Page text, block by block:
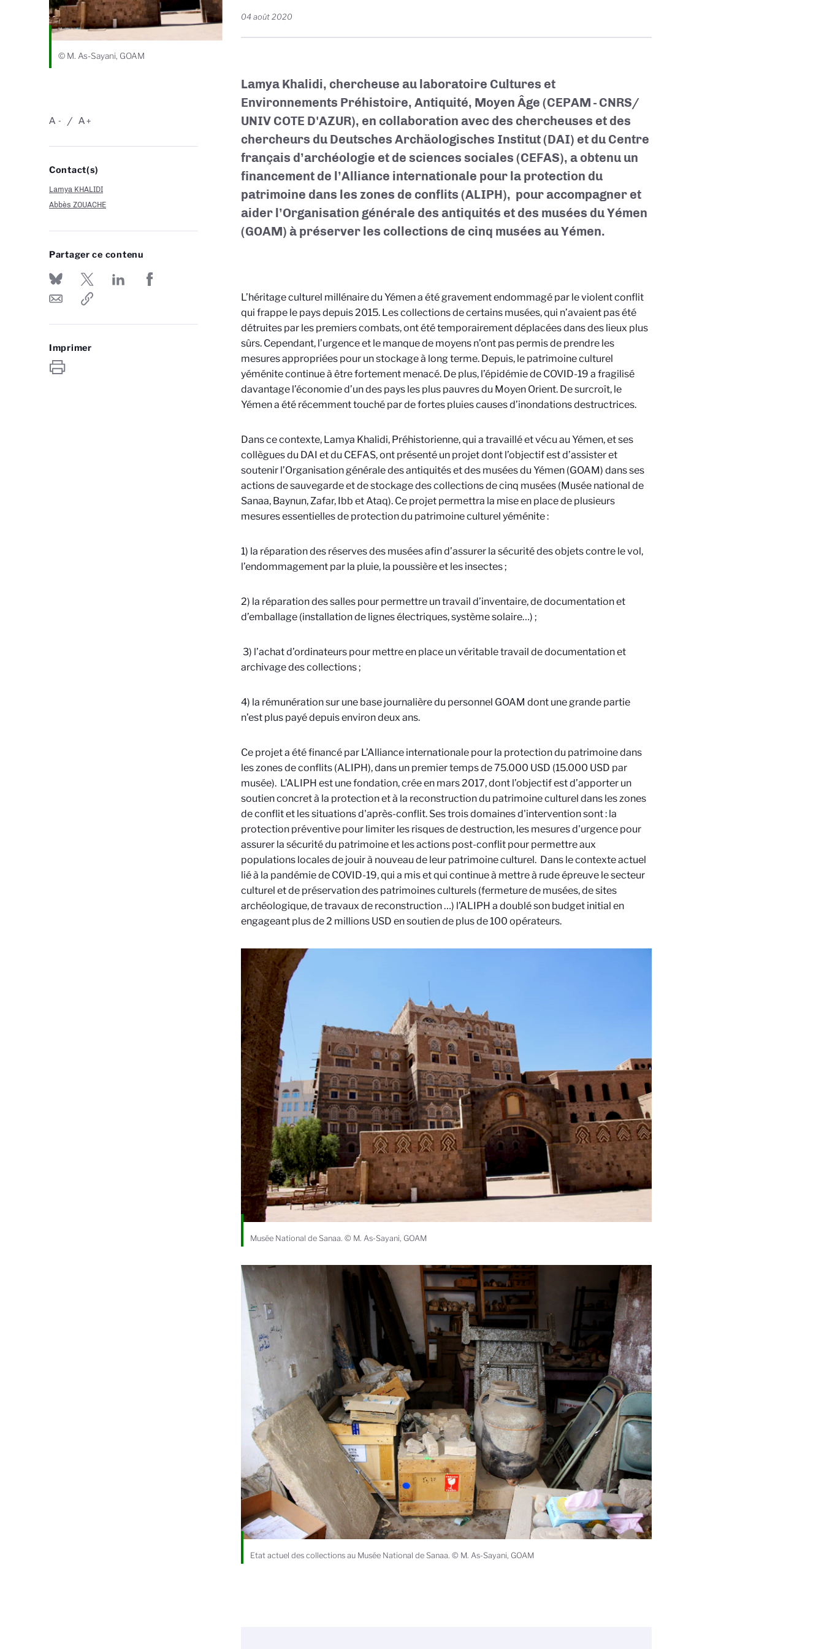
© M. As-Sayani, GOAM
-
A +
A
Contact(s)
Lamya KHALIDI
Abbès ZOUACHE
Partager ce contenu
Imprimer
04 août 2020
Lamya Khalidi, chercheuse au laboratoire Cultures et
Environnements Préhistoire, Antiquité, Moyen Âge (CEPAM - CNRS/
UNIV COTE D'AZUR), en collaboration avec des chercheuses et des
chercheurs du Deutsches Archäologisches Institut (DAI) et du Centre
français d’archéologie et de sciences sociales (CEFAS), a obtenu un
financement de l’Alliance internationale pour la protection du
patrimoine dans les zones de conflits (ALIPH), pour accompagner et
aider l’Organisation générale des antiquités et des musées du Yémen
(GOAM) à préserver les collections de cinq musées au Yémen.
L’héritage culturel millénaire du Yémen a été gravement endommagé par le violent conflit
qui frappe le pays depuis 2015. Les collections de certains musées, qui n’avaient pas été
détruites par les premiers combats, ont été temporairement déplacées dans des lieux plus
sûrs. Cependant, l’urgence et le manque de moyens n’ont pas permis de prendre les
mesures appropriées pour un stockage à long terme. Depuis, le patrimoine culturel
yéménite continue à être fortement menacé. De plus, l’épidémie de COVID-19 a fragilisé
davantage l’économie d’un des pays les plus pauvres du Moyen Orient. De surcroît, le
Yémen a été récemment touché par de fortes pluies causes d’inondations destructrices.
Dans ce contexte, Lamya Khalidi, Préhistorienne, qui a travaillé et vécu au Yémen, et ses
collègues du DAI et du CEFAS, ont présenté un projet dont l’objectif est d’assister et
soutenir l’Organisation générale des antiquités et des musées du Yémen (GOAM) dans ses
actions de sauvegarde et de stockage des collections de cinq musées (Musée national de
Sanaa, Baynun, Zafar, Ibb et Ataq). Ce projet permettra la mise en place de plusieurs
mesures essentielles de protection du patrimoine culturel yéménite :
1) la réparation des réserves des musées afin d’assurer la sécurité des objets contre le vol,
l’endommagement par la pluie, la poussière et les insectes ;
2) la réparation des salles pour permettre un travail d’inventaire, de documentation et
d’emballage (installation de lignes électriques, système solaire…) ;
3) l’achat d’ordinateurs pour mettre en place un véritable travail de documentation et
archivage des collections ;
4) la rémunération sur une base journalière du personnel GOAM dont une grande partie
n’est plus payé depuis environ deux ans.
Ce projet a été financé par L’Alliance internationale pour la protection du patrimoine dans
les zones de conflits (ALIPH), dans un premier temps de 75.000 USD (15.000 USD par
musée). L’ALIPH est une fondation, crée en mars 2017, dont l’objectif est d’apporter un
soutien concret à la protection et à la reconstruction du patrimoine culturel dans les zones
de conflit et les situations d'après-conflit. Ses trois domaines d'intervention sont : la
protection préventive pour limiter les risques de destruction, les mesures d'urgence pour
assurer la sécurité du patrimoine et les actions post-conflit pour permettre aux
populations locales de jouir à nouveau de leur patrimoine culturel. Dans le contexte actuel
lié à la pandémie de COVID-19, qui a mis et qui continue à mettre à rude épreuve le secteur
culturel et de préservation des patrimoines culturels (fermeture de musées, de sites
archéologique, de travaux de reconstruction …) l’ALIPH a doublé son budget initial en
engageant plus de 2 millions USD en soutien de plus de 100 opérateurs.
Musée National de Sanaa. © M. As-Sayani, GOAM
Etat actuel des collections au Musée National de Sanaa. © M. As-Sayani, GOAM